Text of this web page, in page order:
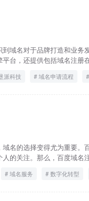
域名对于品牌打造和业务
台，还提供包括域名注册
派科技 域名申请流程
名的选择变得尤为重要。
的关注。那么，百度域名
域名服务 数字化转型